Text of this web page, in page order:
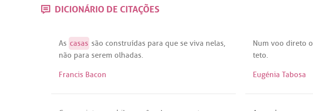
DICIONÁRIO DE CITAÇÕES
As casas são construídas para que se viva nelas,
não para serem olhadas.
Francis Bacon
Num voo direto o
teto.
Eugénia Tabosa